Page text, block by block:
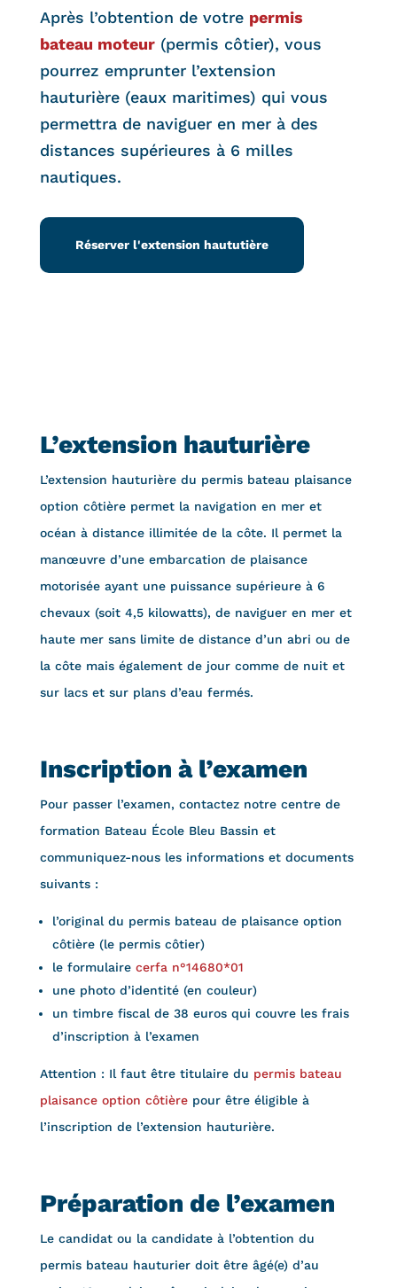
Après l’obtention de votre permis
bateau moteur(permis côtier), vous
pourrez emprunter l’extension
hauturière (eaux maritimes) qui vous
permettra de naviguer en mer à des
distances supérieures à 6 milles
nautiques.
Réserver l'extension haututière
L’extension hauturière
L’extension hauturière du permis bateau plaisance
option côtière permet la navigation en mer et
océan à distance illimitée de la côte. Il permet la
manœuvre d’une embarcation de plaisance
motorisée ayant une puissance supérieure à 6
chevaux (soit 4,5 kilowatts), de naviguer en mer et
haute mer sans limite de distance d’un abri ou de
la côte mais également de jour comme de nuit et
sur lacs et sur plans d’eau fermés.
Inscription à l’examen
Pour passer l’examen, contactez notre centre de
formation Bateau École Bleu Bassin et
communiquez-nous les informations et documents
suivants :
l’original du permis bateau de plaisance option
côtière (le permis côtier)
le formulaire cerfa n°14680*01
une photo d’identité (en couleur)
un timbre fiscal de 38 euros qui couvre les frais
d’inscription à l’examen
Attention : Il faut être titulaire du permis bateau
plaisance option côtièrepour être éligible à
l’inscription de l’extension hauturière.
Préparation de l’examen
Le candidat ou la candidate à l’obtention du
permis bateau hauturier doit être âgé(e) d’au